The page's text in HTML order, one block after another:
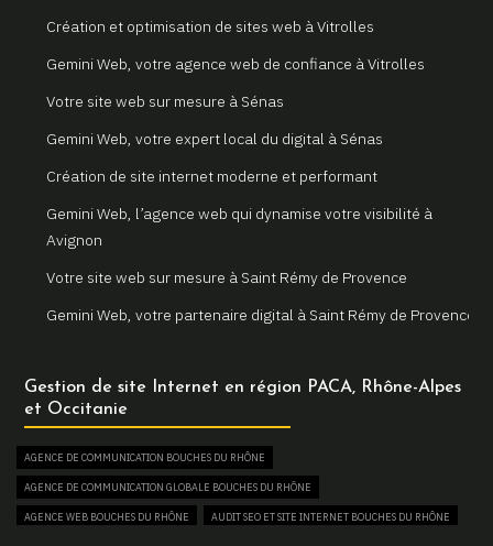
Création et optimisation de sites web à Vitrolles
Gemini Web, votre agence web de confiance à Vitrolles
Votre site web sur mesure à Sénas
Gemini Web, votre expert local du digital à Sénas
Création de site internet moderne et performant
Gemini Web, l’agence web qui dynamise votre visibilité à
Avignon
Votre site web sur mesure à Saint Rémy de Provence
Gemini Web, votre partenaire digital à Saint Rémy de Provence
Votre agence web locale Gemini Web à Arles
Création et refonte de sites internet à Martigues
Gemini Web, votre agence web à Martigues
Un site web sur mesure pour votre activité à Aix en Provence
Gestion de site Internet en région PACA, Rhône-Alpes
et Occitanie
AGENCE DE COMMUNICATION BOUCHES DU RHÔNE
AGENCE DE COMMUNICATION GLOBALE BOUCHES DU RHÔNE
AGENCE WEB BOUCHES DU RHÔNE AUDIT SEO ET SITE INTERNET BOUCHES DU RHÔNE